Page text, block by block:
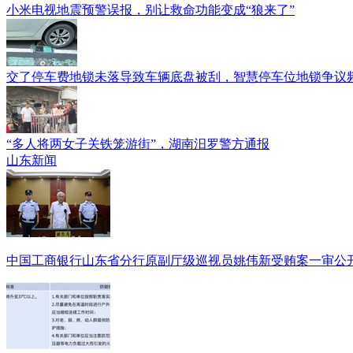
小米电视地震预警误报，别让救命功能变成“狼来了”
交了停车费地锁未落导致车辆底盘被刮，智慧停车位地锁争议
“多人将两女子关铁笼游街”，湖南汨罗警方通报
山东新闻
中国工商银行山东省分行原副厅级巡视员姚伟新受贿案一审公